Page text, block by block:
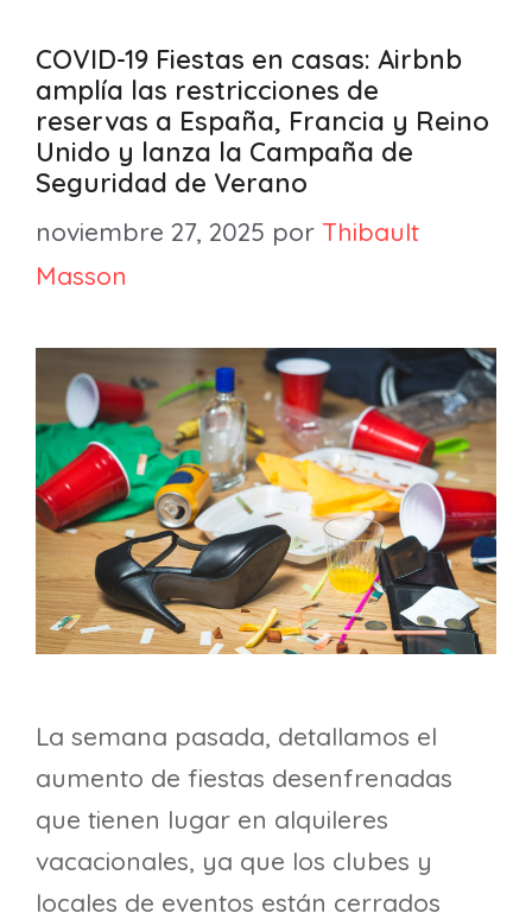
COVID-19 Fiestas en casas: Airbnb
amplía las restricciones de
reservas a España, Francia y Reino
Unido y lanza la Campaña de
Seguridad de Verano
noviembre 27, 2025 por Thibault
Masson
La semana pasada, detallamos el
aumento de fiestas desenfrenadas
que tienen lugar en alquileres
vacacionales, ya que los clubes y
locales de eventos están cerrados